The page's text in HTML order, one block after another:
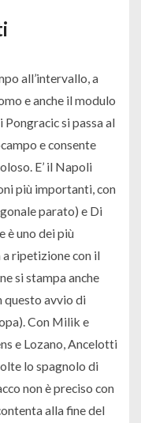
all’intervallo, a
e anche il modulo
si passa al
e consente
E’ il Napoli
più importanti, con
parato) e Di
è uno dei più
ripetizione con il
si stampa anche
questo avvio di
Con Milik e
e Lozano, Ancelotti
lo spagnolo di
non è preciso con
alla fine del